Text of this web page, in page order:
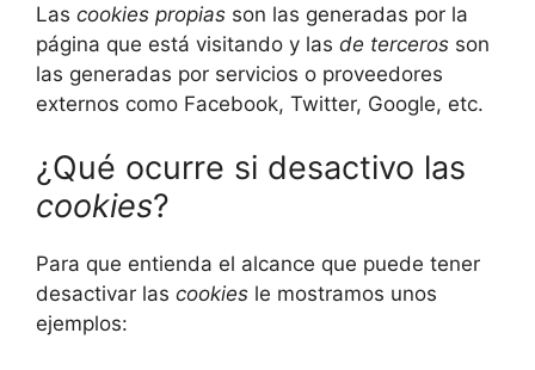
Las cookies propias son las generadas por la
página que está visitando y las de terceros son
las generadas por servicios o proveedores
externos como Facebook, Twitter, Google, etc.
¿Qué ocurre si desactivo las
cookies?
Para que entienda el alcance que puede tener
desactivar las cookies le mostramos unos
ejemplos: